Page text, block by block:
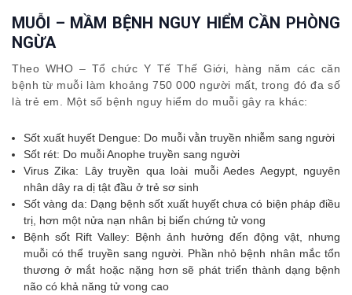
MUỖI – MẦM BỆNH NGUY HIỂM CẦN PHÒNG
NGỪA
Theo WHO – Tổ chức Y Tế Thế Giới, hàng năm các căn
bệnh từ muỗi làm khoảng 750 000 người mất, trong đó đa số
là trẻ em. Một số bệnh nguy hiểm do muỗi gây ra khác:
Sốt xuất huyết Dengue: Do muỗi vằn truyền nhiễm sang người
Sốt rét: Do muỗi Anophe truyền sang người
Virus Zika: Lây truyền qua loài muỗi Aedes Aegypt, nguyên
nhân dây ra dị tật đầu ở trẻ sơ sinh
Sốt vàng da: Dạng bệnh sốt xuất huyết chưa có biện pháp điều
trị, hơn một nửa nạn nhân bị biến chứng tử vong
Bệnh sốt Rift Valley: Bệnh ảnh hưởng đến động vật, nhưng
muỗi có thể truyền sang người. Phần nhỏ bệnh nhân mắc tổn
thương ở mắt hoặc nặng hơn sẽ phát triển thành dạng bệnh
não có khả năng tử vong cao